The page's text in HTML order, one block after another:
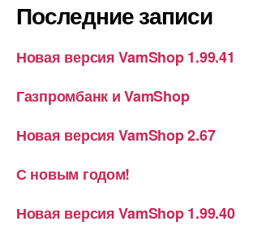
Последние записи
Новая версия VamShop 1.99.41
Газпромбанк и VamShop
Новая версия VamShop 2.67
С новым годом!
Новая версия VamShop 1.99.40